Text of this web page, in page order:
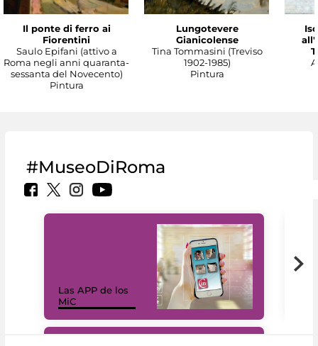
Il ponte di ferro ai
Fiorentini
Saulo Epifani (attivo a
Roma negli anni quaranta-
sessanta del Novecento)
Pintura
Lungotevere
Gianicolense
Tina Tommasini (Treviso
1902-1985)
Pintura
#MuseoDiRoma
Las APP de los
MiC